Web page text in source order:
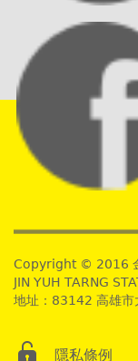
Copyright © 2016
JIN YUH TARNG
地址：83142 高雄市
隱私條例